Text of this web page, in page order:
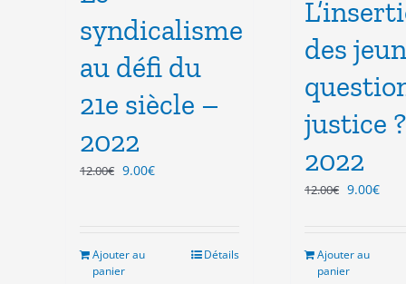
syndicalisme
au défi du
21e siècle –
2022
12.00€ Le
9.00€Le
Ajouter au
panier
Détails
des
justice
2022
12.00€ Le
12.00€.
9.00€Le
Ajouter au
panier